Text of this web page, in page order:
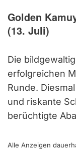
Golden
(13. Juli)
Die
erfolgreichen
Runde.
und riskante
berüchtigte
Alle Anzeigen